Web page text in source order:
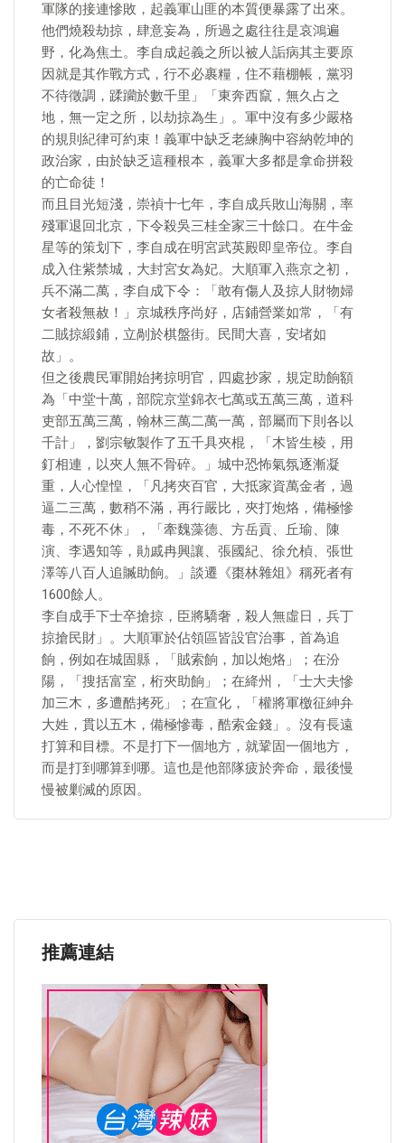
軍隊的接連慘敗，起義軍山匪的本質便暴露了出來。
他們燒殺劫掠，肆意妄為，所過之處往往是哀鴻遍
野，化為焦土。李自成起義之所以被人詬病其主要原
因就是其作戰方式，行不必裹糧，住不藉棚帳，黨羽
不待徵調，蹂躪於數千里」「東奔西竄，無久占之
地，無一定之所，以劫掠為生」。軍中沒有多少嚴格
的規則紀律可約束！義軍中缺乏老練胸中容納乾坤的
政治家，由於缺乏這種根本，義軍大多都是拿命拼殺
的亡命徒！
而且目光短淺，崇禎十七年，李自成兵敗山海關，率
殘軍退回北京，下令殺吳三桂全家三十餘口。在牛金
星等的策划下，李自成在明宮武英殿即皇帝位。李自
成入住紫禁城，大封宮女為妃。大順軍入燕京之初，
兵不滿二萬，李自成下令：「敢有傷人及掠人財物婦
女者殺無赦！」京城秩序尚好，店鋪營業如常，「有
二賊掠緞鋪，立剮於棋盤街。民間大喜，安堵如
故」。
但之後農民軍開始拷掠明官，四處抄家，規定助餉額
為「中堂十萬，部院京堂錦衣七萬或五萬三萬，道科
吏部五萬三萬，翰林三萬二萬一萬，部屬而下則各以
千計」，劉宗敏製作了五千具夾棍，「木皆生棱，用
釘相連，以夾人無不骨碎。」城中恐怖氣氛逐漸凝
重，人心惶惶，「凡拷夾百官，大抵家資萬金者，過
逼二三萬，數稍不滿，再行嚴比，夾打炮烙，備極慘
毒，不死不休」，「牽魏藻德、方岳貢、丘瑜、陳
演、李遇知等，勛戚冉興讓、張國紀、徐允楨、張世
澤等八百人追贓助餉。」談遷《棗林雜俎》稱死者有
1600餘人。
李自成手下士卒搶掠，臣將驕奢，殺人無虛日，兵丁
掠搶民財」。大順軍於佔領區皆設官治事，首為追
餉，例如在城固縣，「賊索餉，加以炮烙」；在汾
陽，「搜括富室，桁夾助餉」；在絳州，「士大夫慘
加三木，多遭酷拷死」；在宣化，「權將軍檄征紳弁
大姓，貫以五木，備極慘毒，酷索金錢」。沒有長遠
打算和目標。不是打下一個地方，就鞏固一個地方，
而是打到哪算到哪。這也是他部隊疲於奔命，最後慢
慢被剿滅的原因。
推薦連結